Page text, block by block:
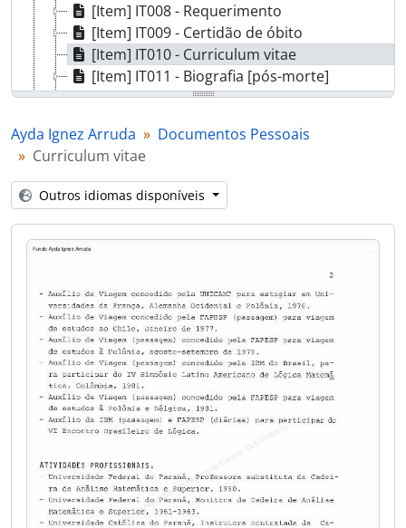
[Item] IT008 - Requerimento
[Item] IT009 - Certidão de óbito
[Item] IT010 - Curriculum vitae
[Item] IT011 - Biografia [pós-morte]
[Item] IT012 - Lista de endereços
[Série] AA - Atividades Acadêmicas
[Série] AAdm - Atividades Administrativas
[Série] IU - Interventores na Unicamp
[Série] C - Correspondência
[Série] PIm - Produção Intelectual Manuscrita
[Série] PItm - Produção Intelectual de Terceiros Manuscrita
[Série] CV - Curriculum Vitae de Terceiros
[Série] H - Hemeroteca
[Série] AV - Áudio Visual
[Série] F - Fotografias
Ayda Ignez Arruda
Documentos Pessoais
Curriculum vitae
Outros idiomas disponíveis